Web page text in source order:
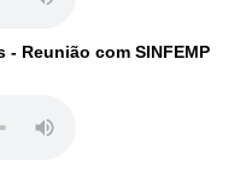
Reunião com SINFEMP